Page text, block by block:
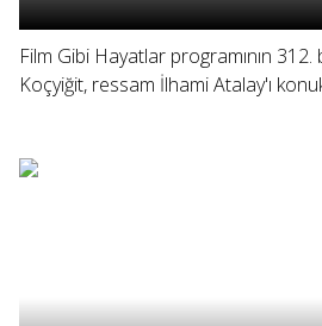
Film Gibi Hayatlar programının
Koçyiğit, ressam İlhami Atalay'ı